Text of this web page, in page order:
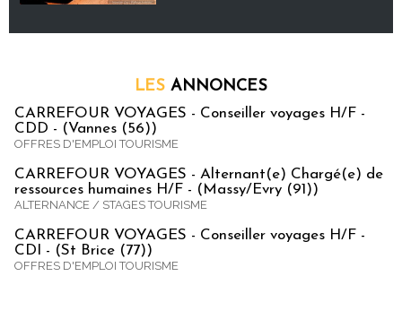
LES ANNONCES
CARREFOUR VOYAGES - Conseiller voyages H/F -
CDD - (Vannes (56))
OFFRES D'EMPLOI TOURISME
CARREFOUR VOYAGES - Alternant(e) Chargé(e) de
ressources humaines H/F - (Massy/Evry (91))
ALTERNANCE / STAGES TOURISME
CARREFOUR VOYAGES - Conseiller voyages H/F -
CDI - (St Brice (77))
OFFRES D'EMPLOI TOURISME